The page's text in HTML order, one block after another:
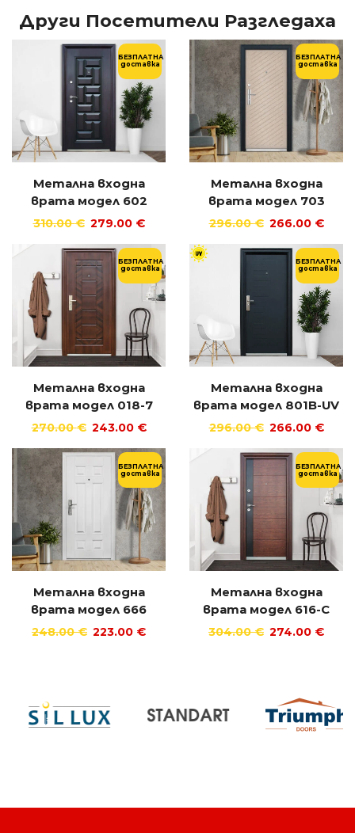
Други Посетители Разгледаха
БЕЗПЛАТНА
доставка
Метална входна
врата модел 602
310.00€ 279.00 €
БЕЗПЛАТНА
доставка
Метална входна
врата модел 703
296.00€ 266.00 €
БЕЗПЛАТНА
доставка
Метална входна
врата модел 018-7
270.00€ 243.00 €
БЕЗПЛАТНА
доставка
Метална входна
врата модел 801B-UV
296.00€ 266.00 €
БЕЗПЛАТНА
доставка
Метална входна
врата модел 666
248.00€ 223.00 €
БЕЗПЛАТНА
доставка
Метална входна
врата модел 616-C
304.00€ 274.00 €